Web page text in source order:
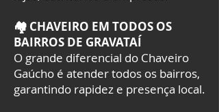
🏘️ CHAVEIRO EM TODOS OS
BAIRROS DE GRAVATAÍ
O grande diferencial do Chaveiro
Gaúcho é atender todos os bairros,
garantindo rapidez e presença local.